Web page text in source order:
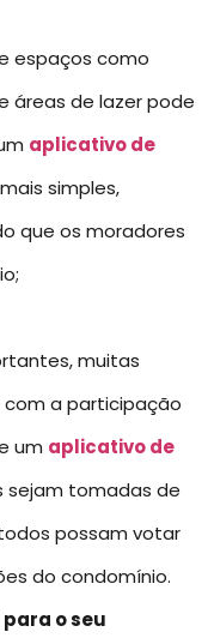
espaços como
áreas de lazer pode
aplicativo de
simples,
que os moradores
muitas
a participação
um aplicativo de
sejam tomadas de
possam votar
do condomínio.
o seu